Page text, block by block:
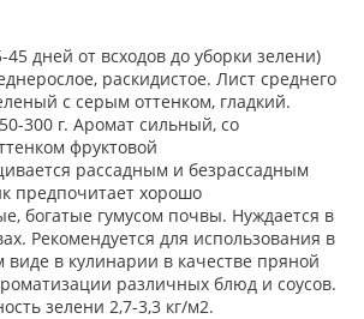
дней от всходов до уборки зелени)
раскидистое. Лист среднего
с серым оттенком, гладкий.
300 г. Аромат сильный, со
фруктовой
рассадным и безрассадным
предпочитает хорошо
богатые гумусом почвы. Нуждается в
Рекомендуется для использования в
в кулинарии в качестве пряной
различных блюд и соусов.
зелени 2,7-3,3 кг/м2.